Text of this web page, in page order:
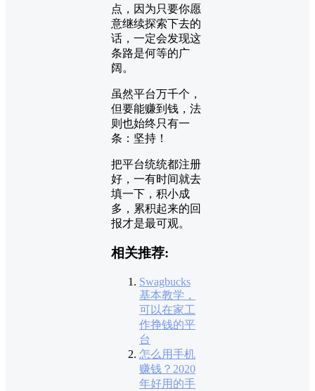
点，因为只要你愿
意继续探索下去的
话，一定会发现这
条路是何等的广
阔。
虽然平台万千个，
但要能赚到钱，法
则也始终只有一
条：坚持！
把平台统统都注册
好，一有时间就去
填一下，积小成
多，累积起来的回
报才是最可观。
相关推荐:
Swagbucks
基本教学，
可以在家工
作挣钱的平
台
怎么用手机
赚钱？2020
年好用的手